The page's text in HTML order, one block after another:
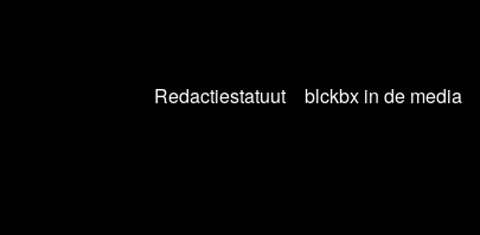
Commissie en VN bespreken
Redactiestatuut blckbx in de media